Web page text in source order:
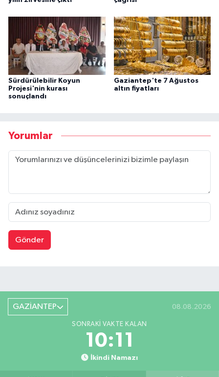
Sürdürülebilir Koyun
Projesi'nin kurası
sonuçlandı
Gaziantep'te 7 Ağustos
altın fiyatları
Yorumlar
Gönder
GAZİANTEP 08.08.2026
SONRAKI VAKTE KALAN
10:10
İkindi Namazı